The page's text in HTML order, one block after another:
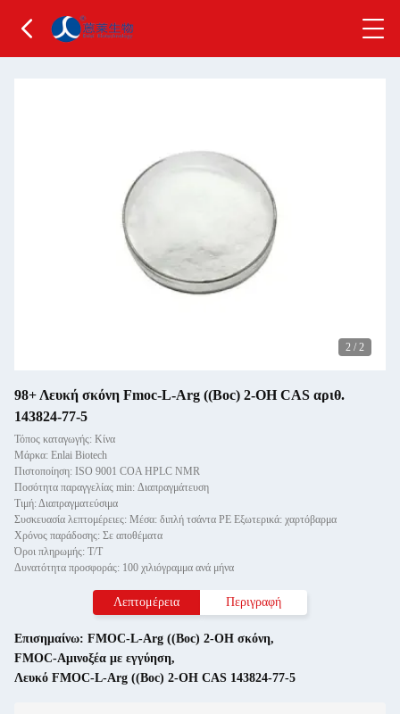
2 / 2
98+ Λευκή σκόνη Fmoc-L-Arg ((Boc) 2-OH CAS αριθ.
143824-77-5
Τόπος καταγωγής: Κίνα
Μάρκα: Enlai Biotech
Πιστοποίηση: ISO 9001 COA HPLC NMR
Ποσότητα παραγγελίας min: Διαπραγμάτευση
Τιμή: Διαπραγματεύσιμα
Συσκευασία λεπτομέρειες: Μέσα: διπλή τσάντα PE Εξωτερικά: χαρτόβαρμα
Χρόνος παράδοσης: Σε αποθέματα
Όροι πληρωμής: Τ/Τ
Δυνατότητα προσφοράς: 100 χιλιόγραμμα ανά μήνα
Λεπτομέρεια Περιγραφή
Επισημαίνω: FMOC-L-Arg ((Boc) 2-OH σκόνη,
FMOC-Αμινοξέα με εγγύηση,
Λευκό FMOC-L-Arg ((Boc) 2-OH CAS 143824-77-5